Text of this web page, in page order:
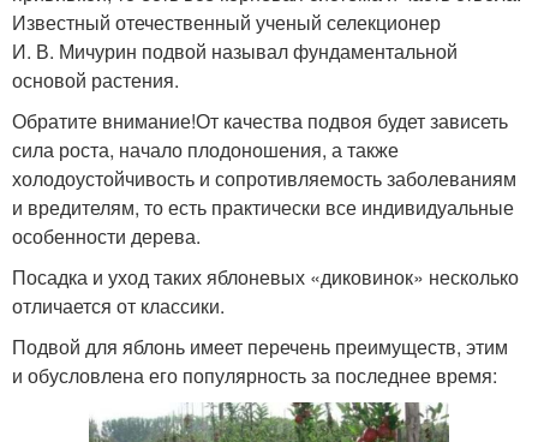
Известный отечественный ученый селекционер
И. В. Мичурин подвой называл фундаментальной
основой растения.
Обратите внимание!От качества подвоя будет зависеть
сила роста, начало плодоношения, а также
холодоустойчивость и сопротивляемость заболеваниям
и вредителям, то есть практически все индивидуальные
особенности дерева.
Посадка и уход таких яблоневых «диковинок» несколько
отличается от классики.
Подвой для яблонь имеет перечень преимуществ, этим
и обусловлена его популярность за последнее время: